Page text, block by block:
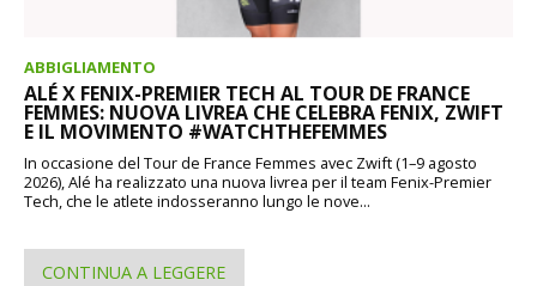
ABBIGLIAMENTO
ALÉ X FENIX-PREMIER TECH AL TOUR DE FRANCE
FEMMES: NUOVA LIVREA CHE CELEBRA FENIX, ZWIFT
E IL MOVIMENTO #WATCHTHEFEMMES
In occasione del Tour de France Femmes avec Zwift (1–9 agosto
2026), Alé ha realizzato una nuova livrea per il team Fenix-Premier
Tech, che le atlete indosseranno lungo le nove...
CONTINUA A LEGGERE